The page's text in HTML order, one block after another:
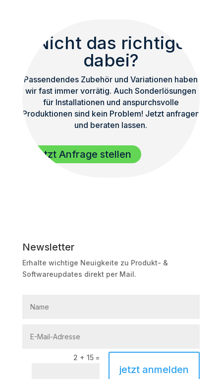
Nicht das richtige
dabei?
Passendendes Zubehör und Variationen haben
wir fast immer vorrätig. Auch Sonderlösungen
für Installationen und anspurchsvolle
Produktionen sind kein Problem! Jetzt anfragen
und beraten lassen.
Jetzt Anfrage stellen
Newsletter
Erhalte wichtige Neuigkeite zu Produkt- &
Softwareupdates direkt per Mail.
2 + 15 =
jetzt anmelden